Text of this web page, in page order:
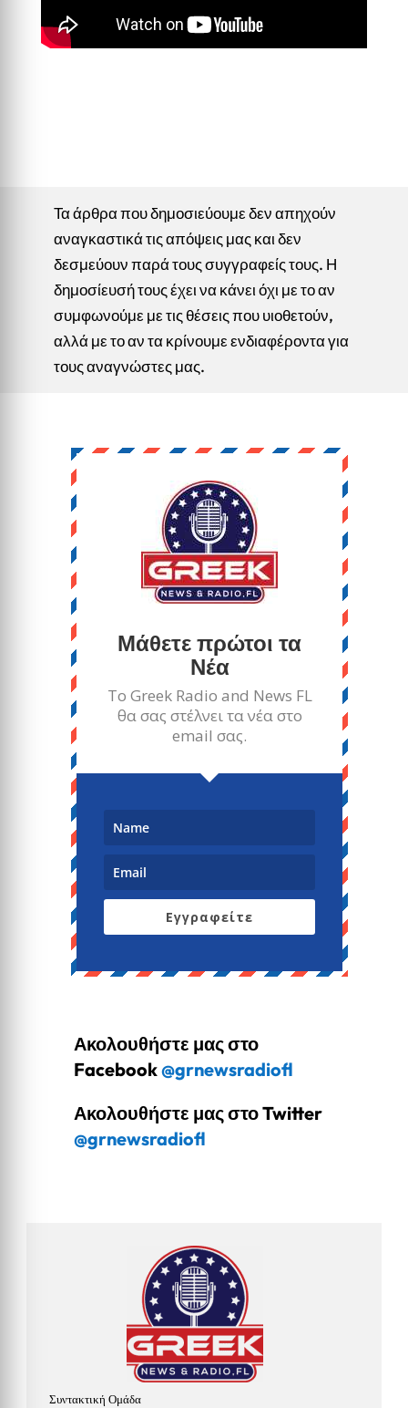
Τα άρθρα που δημοσιεύουμε δεν απηχούν
αναγκαστικά τις απόψεις μας και δεν
δεσμεύουν παρά τους συγγραφείς τους. Η
δημοσίευσή τους έχει να κάνει όχι με το αν
συμφωνούμε με τις θέσεις που υιοθετούν,
αλλά με το αν τα κρίνουμε ενδιαφέροντα για
τους αναγνώστες μας.
Μάθετε πρώτοι τα
Νέα
Το Greek Radio and News FL
θα σας στέλνει τα νέα στο
email σας.
Εγγραφείτε
Ακολουθήστε μας στο
Facebook@grnewsradiofl
Ακολουθήστε μας στο Twitter
@grnewsradiofl
Συντακτική Ομάδα